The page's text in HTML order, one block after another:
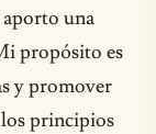
una
propósito es
y promover
principios